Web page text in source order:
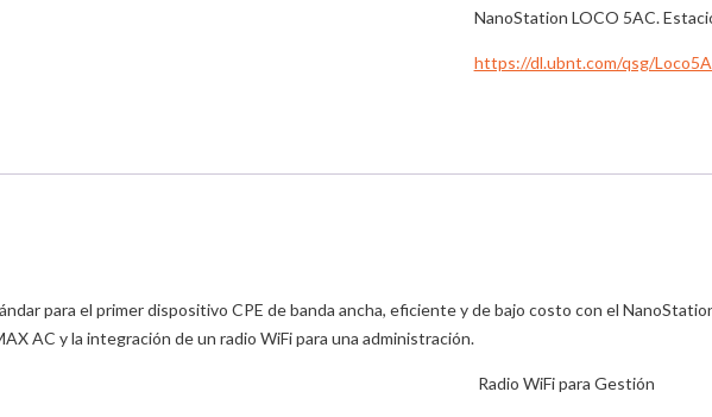
NanoStation LOCO 5AC.
https://dl.ubnt.com/qsg/
para el primer dispositivo CPE de banda ancha, eficiente y de bajo costo con el
AC y la integración de un radio WiFi para una administración.
Radio WiFi para Gestión